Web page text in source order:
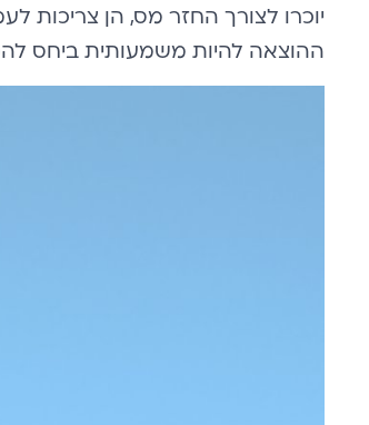
יוכרו לצורך החזר מס, הן צריכות
ההוצאה להיות משמעותית ביחס